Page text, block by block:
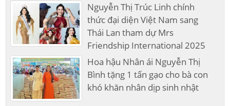
Nguyễn Thị Trúc Linh chính
thức đại diện Việt Nam sang
Thái Lan tham dự Mrs
Friendship International 2025
Hoa hậu Nhân ái Nguyễn Thị
Bình tặng 1 tấn gạo cho bà con
khó khăn nhân dịp sinh nhật